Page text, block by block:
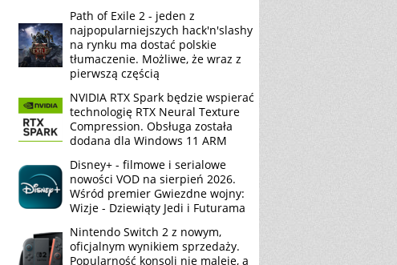
Path of Exile 2 - jeden z
najpopularniejszych hack'n'slashy
na rynku ma dostać polskie
tłumaczenie. Możliwe, że wraz z
pierwszą częścią
NVIDIA RTX Spark będzie wspierać
technologię RTX Neural Texture
Compression. Obsługa została
dodana dla Windows 11 ARM
Disney+ - filmowe i serialowe
nowości VOD na sierpień 2026.
Wśród premier Gwiezdne wojny:
Wizje - Dziewiąty Jedi i Futurama
Nintendo Switch 2 z nowym,
oficjalnym wynikiem sprzedaży.
Popularność konsoli nie maleje, a